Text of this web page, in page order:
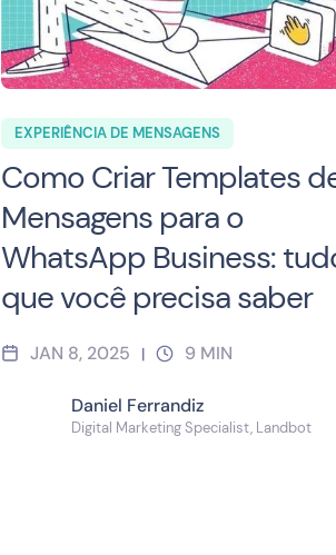
EXPERIÊNCIA DE MENSAGENS
Como Criar Templates
Mensagens para o
WhatsApp Business:
que você precisa saber
JAN 8, 2025 | 9 MIN
Daniel Ferrandiz
Digital Marketing Specialist, Landbot